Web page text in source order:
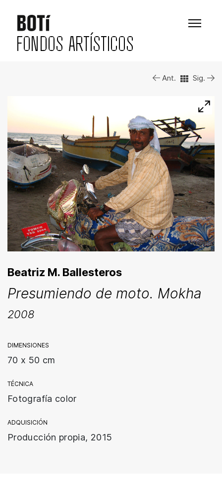
FONDOS ARTÍSTICOS
Ant. Sig.
Beatriz M. Ballesteros
Presumiendo de moto. Mokha
2008
DIMENSIONES
70 x 50 cm
TÉCNICA
Fotografía color
ADQUISICIÓN
Producción propia, 2015